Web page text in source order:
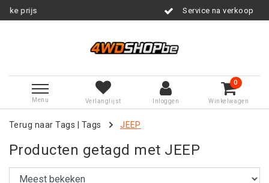
Service na verkoop
Menu Verlanglijst Inloggen
0
Winkelwagen
Terug naar Tags Tags JEEP
Producten getagd met JEEP